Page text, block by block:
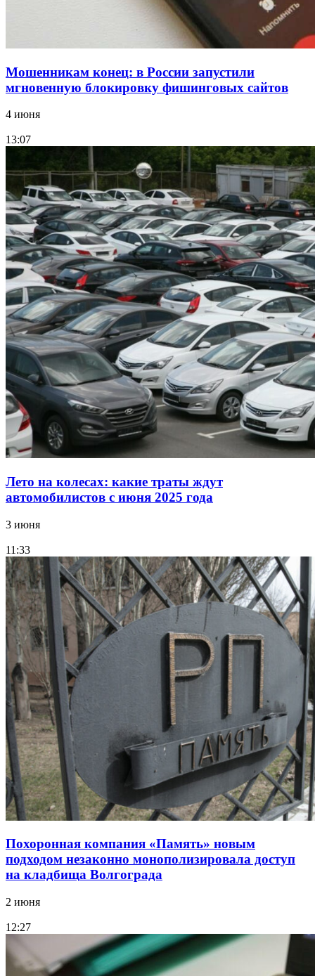
Мошенникам конец: в России запустили
мгновенную блокировку фишинговых сайтов
4 июня
13:07
Лето на колесах: какие траты ждут
автомобилистов с июня 2025 года
3 июня
11:33
Похоронная компания «Память» новым
подходом незаконно монополизировала доступ
на кладбища Волгограда
2 июня
12:27